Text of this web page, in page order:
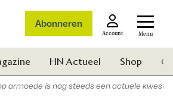
Abonneren
Account Menu
HN Actueel Shop
armoede is nog steeds een actuele kwestie’